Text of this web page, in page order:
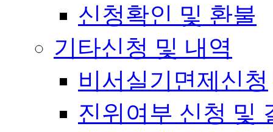
신청확인 및 환불
기타신청 및 내역
비서실기면제신청
진위여부 신청 및